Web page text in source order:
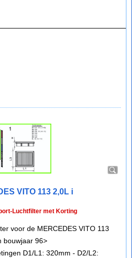
VITO 113 2,0L i
Luchtfilter met Korting
voor de MERCEDES VITO 113
bouwjaar 96>
D1/L1: 320mm - D2/L2: